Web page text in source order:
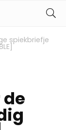
spiekbriefje